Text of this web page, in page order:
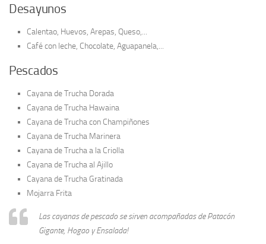
Desayunos
Calentao, Huevos, Arepas, Queso,...
Café con leche, Chocolate, Aguapanela,...
Pescados
Cayana de Trucha Dorada
Cayana de Trucha Hawaina
Cayana de Trucha con Champiñones
Cayana de Trucha Marinera
Cayana de Trucha a la Criolla
Cayana de Trucha al Ajillo
Cayana de Trucha Gratinada
Mojarra Frita
Las cayanas de pescado se sirven acompañadas de Patacón
Gigante, Hogao y Ensalada!